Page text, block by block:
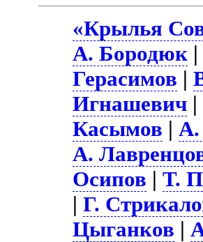
«Крылья
А. Бородюк
Герасимов |
Игнашевич |
Касымов |
А.
Осипов |Т.
|Г.
Цыганков |